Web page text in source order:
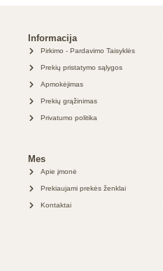
Informacija
Pirkimo - Pardavimo Taisyklės
Prekių pristatymo sąlygos
Apmokėjimas
Prekių grąžinimas
Privatumo politika
Mes
Apie įmonė
Prekiaujami prekės ženklai
Kontaktai